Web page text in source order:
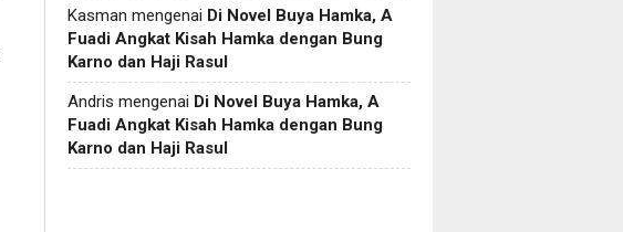
Kasman mengenai Di Novel Buya Hamka, A
Fuadi Angkat Kisah Hamka dengan Bung
Karno dan Haji Rasul
Andris mengenai Di Novel Buya Hamka, A
Fuadi Angkat Kisah Hamka dengan Bung
Karno dan Haji Rasul